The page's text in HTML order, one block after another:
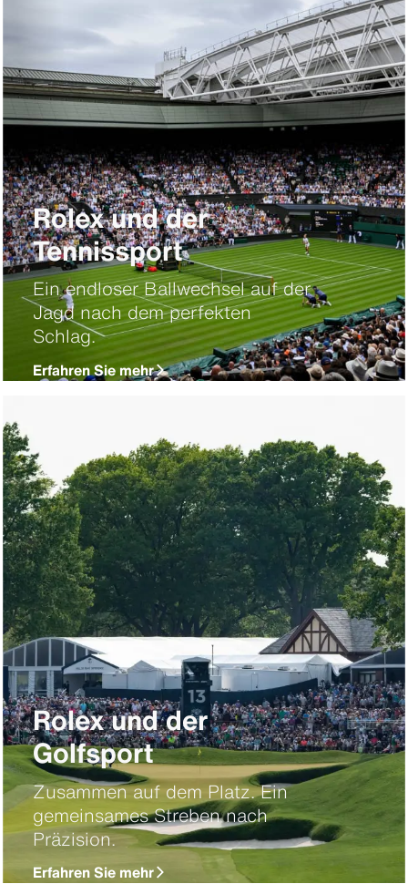
Rolex und der
Tennissport
Ein endloser Ballwechsel auf der
Jagd nach dem perfekten
Schlag.
Erfahren Sie mehr
Rolex und der
Golfsport
Zusammen auf dem Platz. Ein
gemeinsames Streben nach
Präzision.
Erfahren Sie mehr